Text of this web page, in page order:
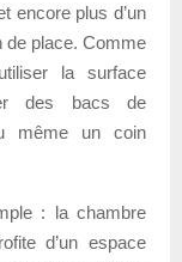
encore plus d’un
de place. Comme
la surface
des bacs de
même un coin
: la chambre
d’un espace